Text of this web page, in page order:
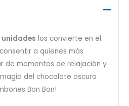
unidades los convierte en el
a quienes más
de momentos de relajación y
del chocolate oscuro
Bon Bon!